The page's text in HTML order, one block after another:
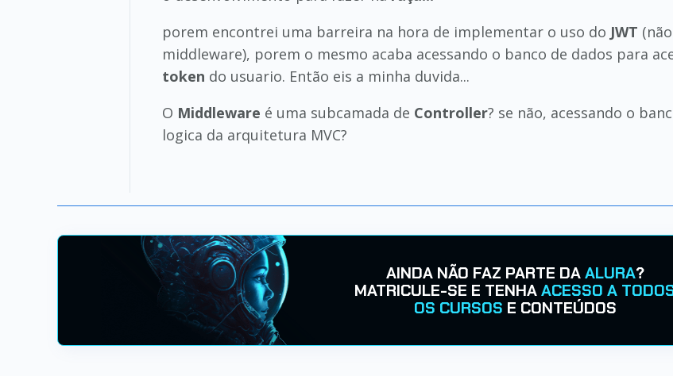
porem encontrei uma barreira na hora de implementar o uso do JWT
middleware), porem o mesmo acaba acessando o banco de dados para
token do usuario. Então eis a minha duvida...
O Middleware é uma subcamada de Controller? se não, acessando o
logica da arquitetura MVC?
AINDA NÃO FAZ PARTE DAALURA?
MATRICULE-SE E TENHAACESSO A
OS CURSOS E CONTEÚDOS